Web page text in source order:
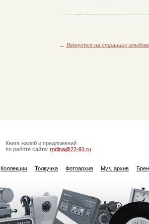
← Вернутся на страницу
Книга жалоб и предложений
по работе сайта: rodina@22-91.ru
Коллекции Толкучка Фотоархив Муз. архив